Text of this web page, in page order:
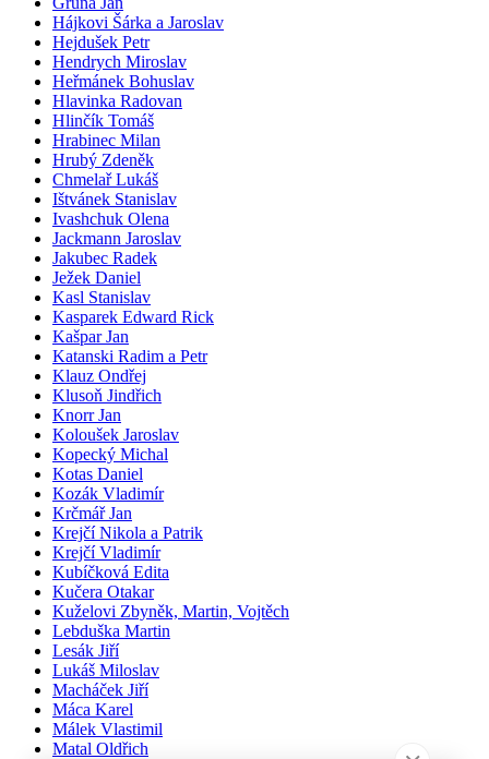
Hájkovi Šárka a Jaroslav
Hejdušek Petr
Hendrych Miroslav
Heřmánek Bohuslav
Hlavinka Radovan
Hlinčík Tomáš
Hrabinec Milan
Hrubý Zdeněk
Chmelař Lukáš
Ištvánek Stanislav
Ivashchuk Olena
Jackmann Jaroslav
Jakubec Radek
Ježek Daniel
Kasl Stanislav
Kasparek Edward Rick
Kašpar Jan
Katanski Radim a Petr
Klauz Ondřej
Klusoň Jindřich
Knorr Jan
Koloušek Jaroslav
Kopecký Michal
Kotas Daniel
Kozák Vladimír
Krčmář Jan
Krejčí Nikola a Patrik
Krejčí Vladimír
Kubíčková Edita
Kučera Otakar
Kuželovi Zbyněk, Martin, Vojtěch
Lebduška Martin
Lesák Jiří
Lukáš Miloslav
Macháček Jiří
Máca Karel
Málek Vlastimil
Matal Oldřich